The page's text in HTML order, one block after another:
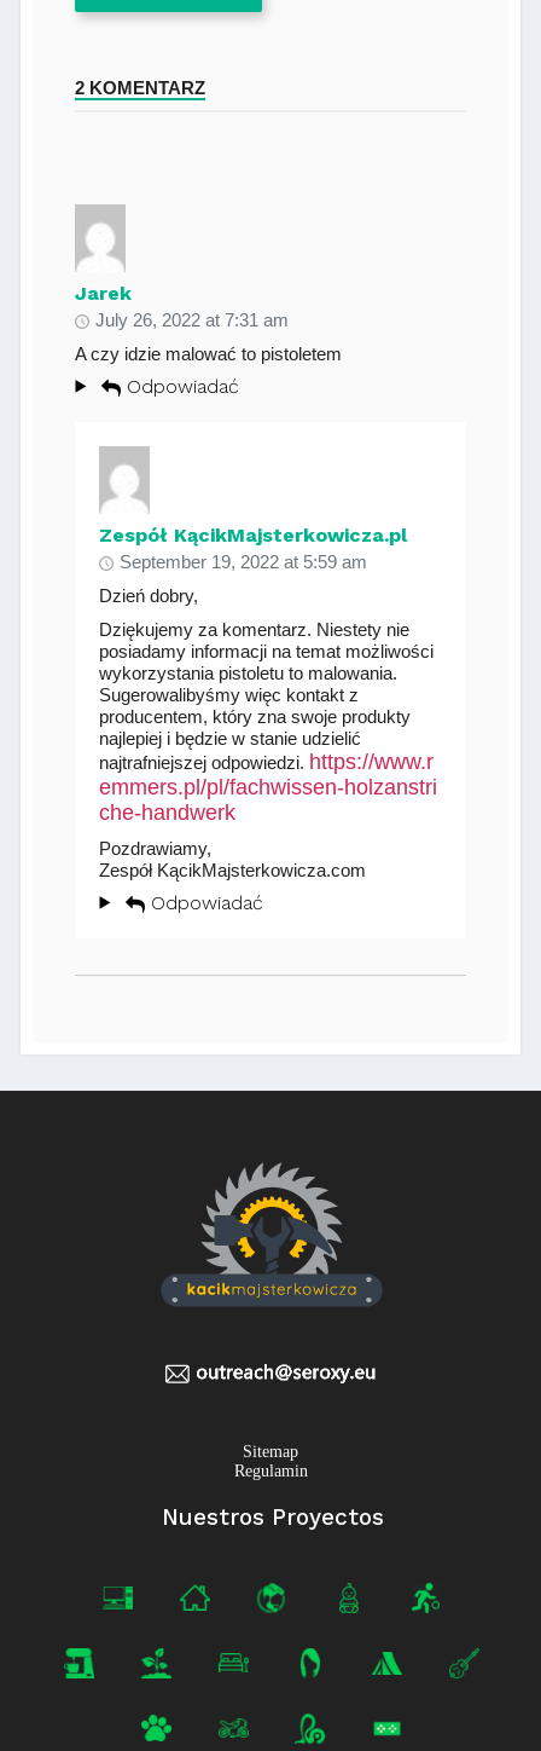
2 KOMENTARZ
Jarek
July 26, 2022 at 7:31 am
A czy idzie malować to pistoletem
Odpowiadać
Zespół KącikMajsterkowicza.pl
September 19, 2022 at 5:59 am
Dzień dobry,
Dziękujemy za komentarz. Niestety nie
posiadamy informacji na temat możliwości
wykorzystania pistoletu to malowania.
Sugerowalibyśmy więc kontakt z
producentem, który zna swoje produkty
najlepiej i będzie w stanie udzielić
najtrafniejszej odpowiedzi. https://www.r
emmers.pl/pl/fachwissen-holzanstri
che-handwerk
Pozdrawiamy,
Zespół KącikMajsterkowicza.com
Odpowiadać
Sitemap
Regulamin
Nuestros Proyectos